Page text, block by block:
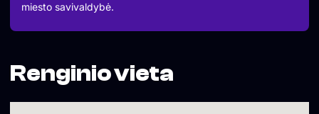
miesto savivaldybė.
Renginio vieta